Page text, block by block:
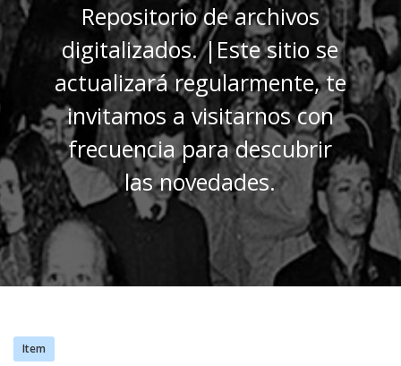
Repositorio de archivos
digitalizados. |Este sitio se
actualizará regularmente, te
invitamos a visitarnos con
frecuencia para descubrir
las novedades.
Item